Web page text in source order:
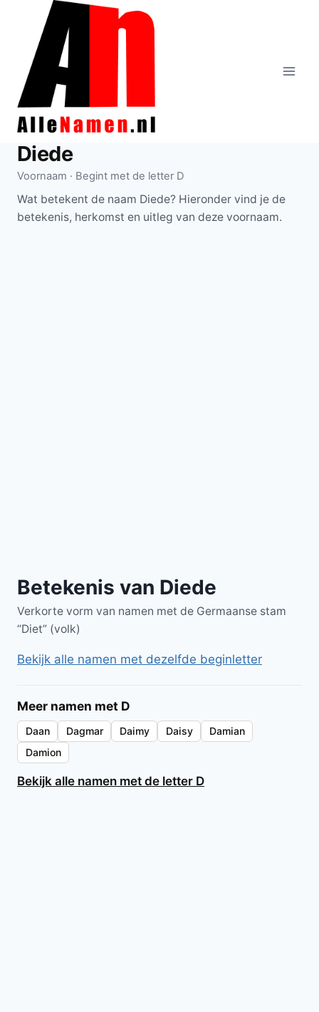
Doorgaan
inhoud
Diede
Voornaam · Begint met de letter D
Wat betekent de naam Diede? Hieronder vind je de
betekenis, herkomst en uitleg van deze voornaam.
Betekenis van Diede
Verkorte vorm van namen met de Germaanse stam
“Diet” (volk)
Bekijk alle namen met dezelfde beginletter
Meer namen met D
Daan Dagmar Daimy Daisy
Damian
Damion
Bekijk alle namen met de letter D